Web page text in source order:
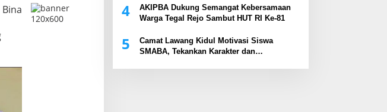
4
AKIPBA Dukung Semangat Kebersamaan
Warga Tegal Rejo Sambut HUT RI Ke-81
5
Camat Lawang Kidul Motivasi Siswa
SMABA, Tekankan Karakter dan